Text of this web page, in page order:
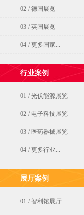
02 / 德国展览
03 / 英国展览
04 / 更多国家...
行业案例
01 / 光伏能源展览
02 / 电子科技展览
03 / 医药器械展览
04 / 更多行业...
展厅案例
01 / 智利馆展厅